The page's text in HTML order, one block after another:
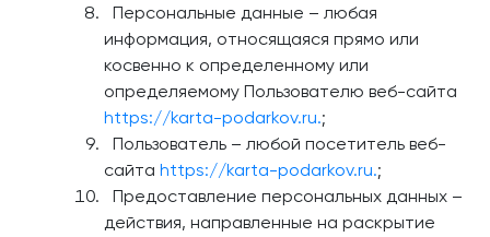
Персональные данные – любая
информация, относящаяся прямо или
косвенно к определенному или
определяемому Пользователю веб-сайта
https://karta-podarkov.ru.;
Пользователь – любой посетитель веб-
сайта https://karta-podarkov.ru.;
Предоставление персональных данных –
действия, направленные на раскрытие